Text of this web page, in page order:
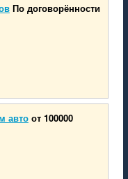
По договорённости
авто от 100000